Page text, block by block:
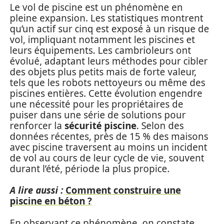
Le vol de piscine est un phénomène en
pleine expansion. Les statistiques montrent
qu’un actif sur cinq est exposé à un risque de
vol, impliquant notamment les piscines et
leurs équipements. Les cambrioleurs ont
évolué, adaptant leurs méthodes pour cibler
des objets plus petits mais de forte valeur,
tels que les robots nettoyeurs ou même des
piscines entières. Cette évolution engendre
une nécessité pour les propriétaires de
puiser dans une série de solutions pour
renforcer la sécurité piscine. Selon des
données récentes, près de 15 % des maisons
avec piscine traversent au moins un incident
de vol au cours de leur cycle de vie, souvent
durant l’été, période la plus propice.
A lire aussi : Comment construire une
piscine en béton ?